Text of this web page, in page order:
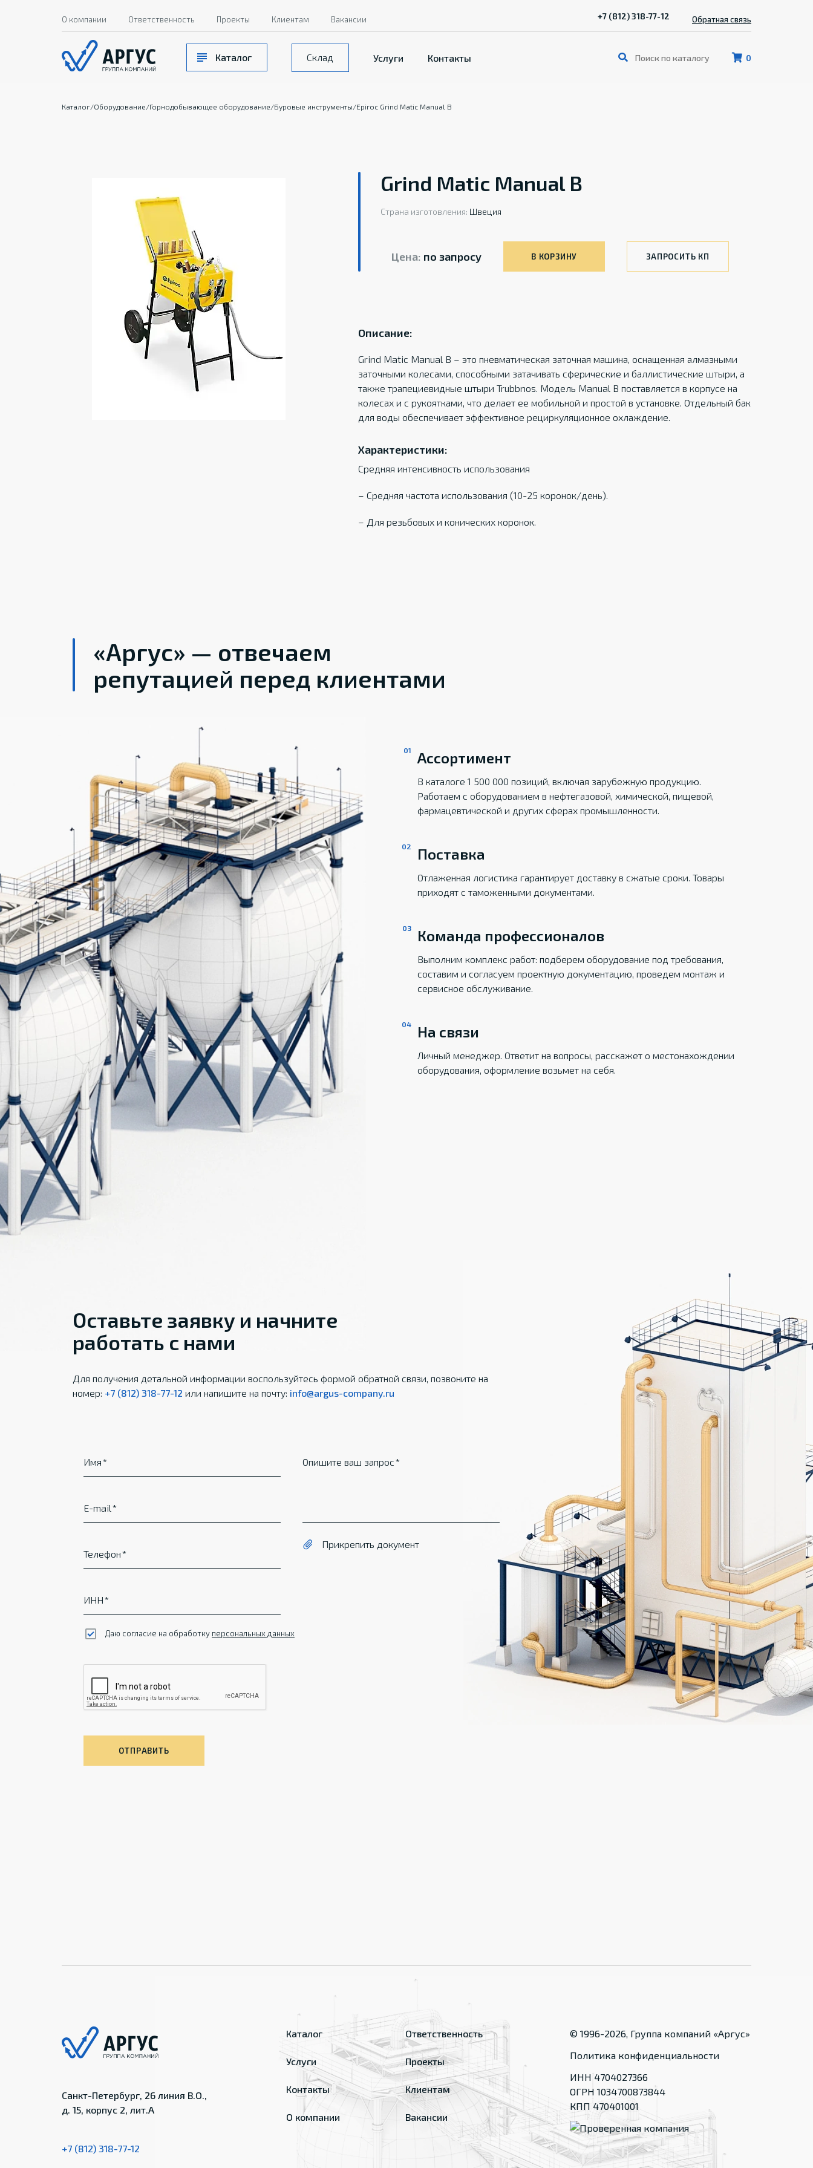
0
Каталог Склад Услуги Контакты
О компании Ответственность Проекты Клиентам Вакансии +7 (812) 318-77-12 Обратная связь
Каталог/Оборудование/Горнодобывающее оборудование/Буровые инструменты/Epiroc Grind Matic Manual B
Grind Matic Manual B
Страна изготовления: Швеция
Цена: по запросу В КОРЗИНУ ЗАПРОСИТЬ КП
Описание:
Grind Matic Manual B – это пневматическая заточная машина, оснащенная алмазными
заточными колесами, способными затачивать сферические и баллистические штыри, а
также трапециевидные штыри Trubbnos. Модель Manual B поставляется в корпусе на
колесах и с рукоятками, что делает ее мобильной и простой в установке. Отдельный бак
для воды обеспечивает эффективное рециркуляционное охлаждение.
Характеристики:
Средняя интенсивность использования
– Средняя частота использования (10-25 коронок/день).
– Для резьбовых и конических коронок.
«Аргус» — отвечаем
репутацией перед клиентами
Ассортимент
В каталоге 1 500 000 позиций, включая зарубежную продукцию.
Работаем с оборудованием в нефтегазовой, химической, пищевой,
фармацевтической и других сферах промышленности.
Поставка
Отлаженная логистика гарантирует доставку в сжатые сроки. Товары
приходят с таможенными документами.
Команда профессионалов
Выполним комплекс работ: подберем оборудование под требования,
составим и согласуем проектную документацию, проведем монтаж и
сервисное обслуживание.
На связи
Личный менеджер. Ответит на вопросы, расскажет о местонахождении
оборудования, оформление возьмет на себя.
Оставьте заявку и начните
работать с нами
Для получения детальной информации воспользуйтесь формой обратной связи, позвоните на
номер: +7 (812) 318-77-12 или напишите на почту: info@argus-company.ru
Имя
E-mail
Телефон
ИНН
Опишите ваш запрос
Прикрепить документ
Даю согласие на обработку персональных данных
ОТПРАВИТЬ
Санкт-Петербург, 26 линия В.О.,
д. 15, корпус 2, лит.А
+7 (812) 318-77-12
Каталог
Услуги
Контакты
О компании
Ответственность
Проекты
Клиентам
Вакансии
© 1996-2026, Группа компаний «Аргус»
Политика конфиденциальности
ИНН 4704027366
ОГРН 1034700873844
КПП 470401001